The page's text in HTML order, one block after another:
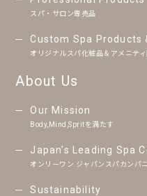
スパ・サロン専売品
Custom Spa Products
オリジナルスパ化粧品＆アメニテ
About Us
Our Mission
Body,Mind,Spritを満たす
Japan’s Leading Spa
オンリーワン ジャパンスパカンパ
Sustainability